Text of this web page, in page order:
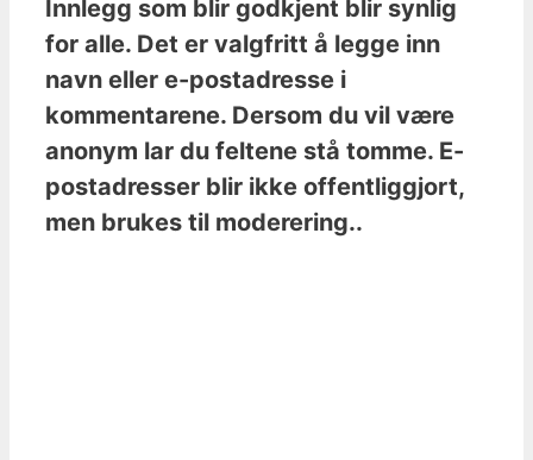
Innlegg som blir godkjent blir synlig
for alle. Det er valgfritt å legge inn
navn eller e-postadresse i
kommentarene. Dersom du vil være
anonym lar du feltene stå tomme. E-
postadresser blir ikke offentliggjort,
men brukes til moderering..